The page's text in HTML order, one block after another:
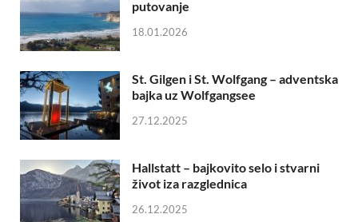
putovanje
18.01.2026
St. Gilgen i St. Wolfgang – adventska
bajka uz Wolfgangsee
27.12.2025
Hallstatt – bajkovito selo i stvarni
život iza razglednica
26.12.2025